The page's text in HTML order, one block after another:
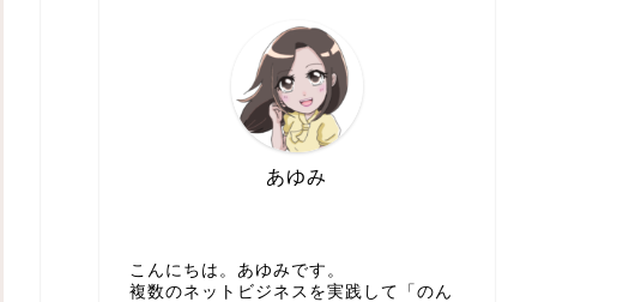
あゆみ
こんにちは。あゆみです。
複数のネットビジネスを実践して「のん